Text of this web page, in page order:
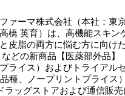
ァーマ株式会社（本社：東京
橋 英育）は、高機能スキン
皮脂の両方に悩む方に向け
どの新商品【医薬部外品】
ライス）およびトライアル
種、ノープリントプライス
ラッグストアおよび通信販売